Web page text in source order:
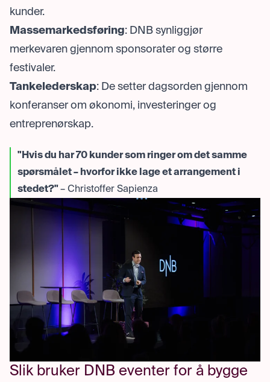
kunder.
Massemarkedsføring: DNB synliggjør
merkevaren gjennom sponsorater og større
festivaler.
Tankelederskap: De setter dagsorden gjennom
konferanser om økonomi, investeringer og
entreprenørskap.
"Hvis du har 70 kunder som ringer om det samme
spørsmålet – hvorfor ikke lage et arrangement i
stedet?" – Christoffer Sapienza
Slik bruker DNB eventer for å bygge